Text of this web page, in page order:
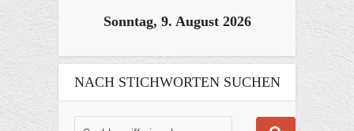
Sonntag, 9. August 2026
NACH STICHWORTEN SUCHEN